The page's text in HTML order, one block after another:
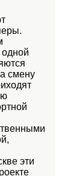
смену
эти